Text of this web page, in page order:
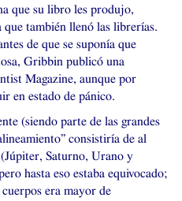
que su libro les produjo,
también llenó las librerías.
de que se suponía que
Gribbin publicó una
Magazine, aunque por
en estado de pánico.
(siendo parte de las grandes
consistiría de al
Saturno, Urano y
hasta eso estaba equivocado;
cuerpos era mayor de